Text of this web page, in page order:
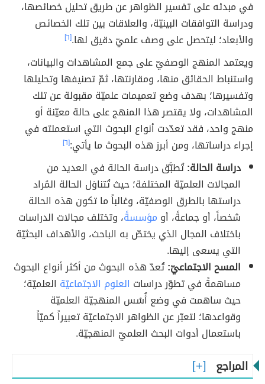
في مبدئه على تفسير الظواهر عن طريق تحليل خصائصها،
ودراسة التوافقات البينيّة، والعلاقات بين تلك الخصائص
والأبعاد؛ ليتحصل على وصف علميّ دقيق لها.[٦]
ويعتمد المنهج الوصفيّ على جمع المشاهدات والبيانات،
واستنباط الحقائق منها، ومقارنتها، ثمّ تصنيفها وتحليلها
وتفسيرها؛ بهدف وضع تعميمات علميّة مقبولة عن تلك
المشاهدات، ولا يقتصر هذا المنهج على حالة معيّنة أو
منهج واحد، فقد تعدّدت أنواع البحوث التي استعملته في
إجراء دراساتها، ومن أبرز هذه البحوث ما يأتي:[٦]
دراسة الحالة:تُطبَّق دراسة الحالة في العديد من
المجالات العلميّة المختلفة؛ حيث تُتناوَل الحالة المُراد
دراستها بالطرق الوصفيّة، وغالباً ما تكون هذه الحالة
شخصاً، أو جماعةً، أو مؤسسةً، وتختلف مجالات الدراسات
باختلاف المجال الذي يختصّ به الباحث، والأهداف البحثيّة
التي يسعى إليها.
المسح الاجتماعيّ:تُعدّ هذه البحوث من أكثر أنواع البحوث
مساهمةً في تطوّر دراسات العلوم الاجتماعيّة العلميّة؛
حيث ساهمت في وضع أُسُس المنهجيّة العلميّة
وقواعدها؛ لتعبّر عن الظواهر الاجتماعيّة تعبيراً كميّاً
باستعمال أدوات البحث العلميّ المنهجيّة.
المراجع